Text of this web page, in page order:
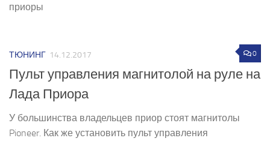
приоры
0
ТЮНИНГ 14.12.2017
Пульт управления магнитолой на руле на
Лада Приора
У большинства владельцев приор стоят магнитолы
Pioneer. Как же установить пульт управления